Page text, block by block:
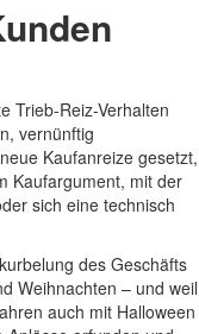
Trieb-Reiz-Verhalten
vernünftig
Kaufanreize gesetzt,
Kaufargument, mit der
sich eine technisch
des Geschäfts
Weihnachten – und weil
auch mit Halloween